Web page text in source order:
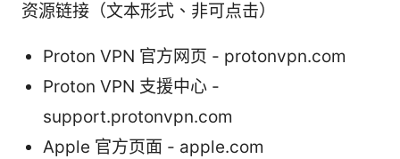
资源链接（文本形式、非可点击）
Proton VPN 官方网页 - protonvpn.com
Proton VPN 支援中心 -
support.protonvpn.com
Apple 官方页面 - apple.com